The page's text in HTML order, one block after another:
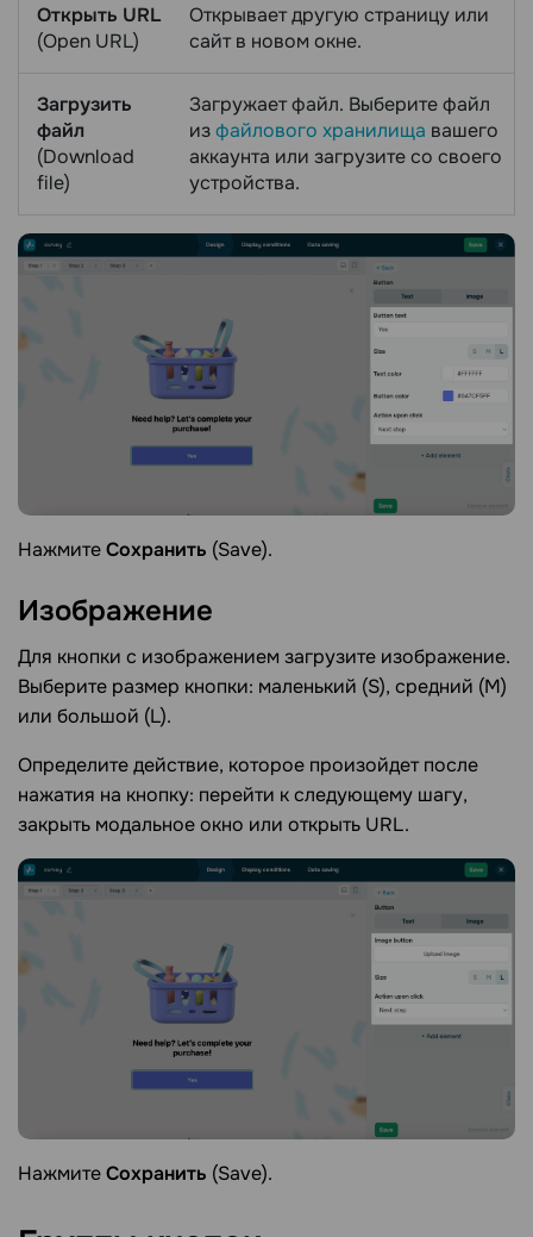
Открыть URL
(Open URL)
Открывает другую страницу или
сайт в новом окне.
Загрузить
файл
(Download
file)
Загружает файл. Выберите файл
изфайлового хранилища вашего
аккаунта или загрузите со своего
устройства.
НажмитеСохранить (Save).
Изображение
Для кнопки с изображением загрузите изображение.
Выберите размер кнопки: маленький (S), средний (M)
или большой (L).
Определите действие, которое произойдет после
нажатия на кнопку: перейти к следующему шагу,
закрыть модальное окно или открыть URL.
НажмитеСохранить (Save).